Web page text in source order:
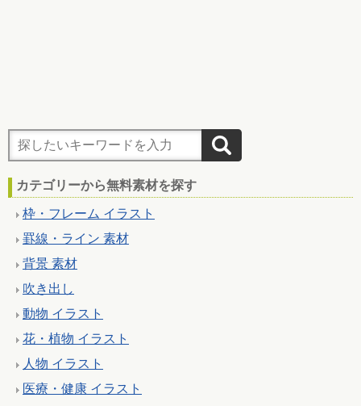
カテゴリーから無料素材を探す
枠・フレーム イラスト
罫線・ライン 素材
背景 素材
吹き出し
動物 イラスト
花・植物 イラスト
人物 イラスト
医療・健康 イラスト